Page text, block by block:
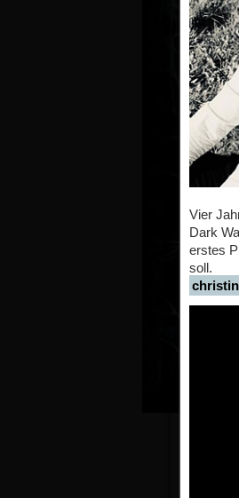
Vier
Dark
erstes
soll.